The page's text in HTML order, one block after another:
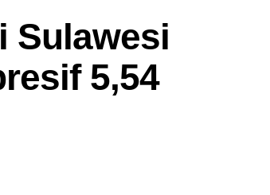
Sulawesi
5,54